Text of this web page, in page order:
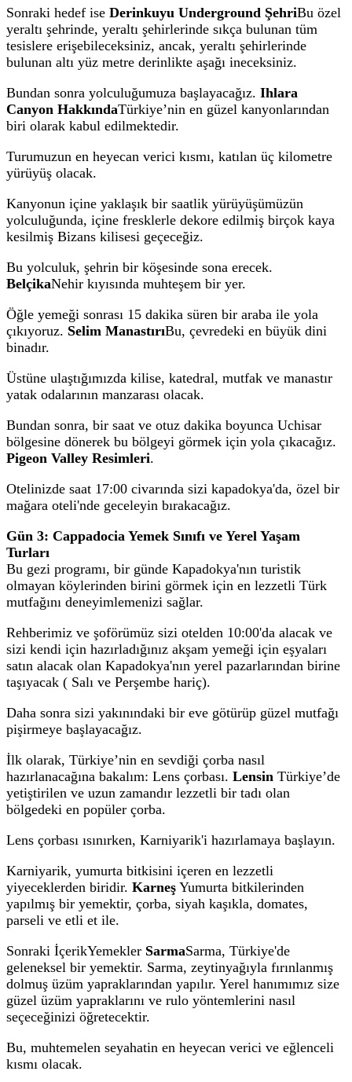
Sonraki hedef ise Derinkuyu Underground ŞehriBu özel
yeraltı şehrinde, yeraltı şehirlerinde sıkça bulunan tüm
tesislere erişebileceksiniz, ancak, yeraltı şehirlerinde
bulunan altı yüz metre derinlikte aşağı ineceksiniz.
Bundan sonra yolculuğumuza başlayacağız. Ihlara
Canyon HakkındaTürkiye’nin en güzel kanyonlarından
biri olarak kabul edilmektedir.
Turumuzun en heyecan verici kısmı, katılan üç kilometre
yürüyüş olacak.
Kanyonun içine yaklaşık bir saatlik yürüyüşümüzün
yolculuğunda, içine fresklerle dekore edilmiş birçok kaya
kesilmiş Bizans kilisesi geçeceğiz.
Bu yolculuk, şehrin bir köşesinde sona erecek.
BelçikaNehir kıyısında muhteşem bir yer.
Öğle yemeği sonrası 15 dakika süren bir araba ile yola
çıkıyoruz. Selim ManastırıBu, çevredeki en büyük dini
binadır.
Üstüne ulaştığımızda kilise, katedral, mutfak ve manastır
yatak odalarının manzarası olacak.
Bundan sonra, bir saat ve otuz dakika boyunca Uchisar
bölgesine dönerek bu bölgeyi görmek için yola çıkacağız.
Pigeon Valley Resimleri.
Otelinizde saat 17:00 civarında sizi kapadokya'da, özel bir
mağara oteli'nde geceleyin bırakacağız.
Gün 3: Cappadocia Yemek Sınıfı ve Yerel Yaşam
Turları
Bu gezi programı, bir günde Kapadokya'nın turistik
olmayan köylerinden birini görmek için en lezzetli Türk
mutfağını deneyimlemenizi sağlar.
Rehberimiz ve şoförümüz sizi otelden 10:00'da alacak ve
sizi kendi için hazırladığınız akşam yemeği için eşyaları
satın alacak olan Kapadokya'nın yerel pazarlarından birine
taşıyacak ( Salı ve Perşembe hariç).
Daha sonra sizi yakınındaki bir eve götürüp güzel mutfağı
pişirmeye başlayacağız.
İlk olarak, Türkiye’nin en sevdiği çorba nasıl
hazırlanacağına bakalım: Lens çorbası. Lensin Türkiye’de
yetiştirilen ve uzun zamandır lezzetli bir tadı olan
bölgedeki en popüler çorba.
Lens çorbası ısınırken, Karniyarik'i hazırlamaya başlayın.
Karniyarik, yumurta bitkisini içeren en lezzetli
yiyeceklerden biridir. Karneş Yumurta bitkilerinden
yapılmış bir yemektir, çorba, siyah kaşıkla, domates,
parseli ve etli et ile.
Sonraki İçerikYemekler SarmaSarma, Türkiye'de
geleneksel bir yemektir. Sarma, zeytinyağıyla fırınlanmış
dolmuş üzüm yapraklarından yapılır. Yerel hanımımız size
güzel üzüm yapraklarını ve rulo yöntemlerini nasıl
seçeceğinizi öğretecektir.
Bu, muhtemelen seyahatin en heyecan verici ve eğlenceli
kısmı olacak.